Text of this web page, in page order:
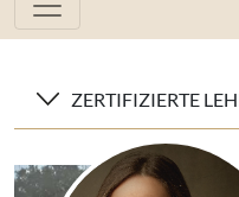
ZERTIFIZIERTE